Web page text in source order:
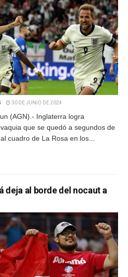
30 DE JUNIO DE 2024
(AGN).- Inglaterra logra
que se quedó a segundos de
cuadro de La Rosa en los...
deja al borde del nocaut a